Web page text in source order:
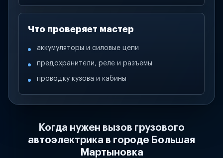
Что проверяет мастер
аккумуляторы и силовые цепи
предохранители, реле и разъемы
проводку кузова и кабины
Когда нужен вызов грузового
автоэлектрика в городе Большая
Мартыновка